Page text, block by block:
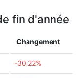
fin d'année
Changement
-30.22%